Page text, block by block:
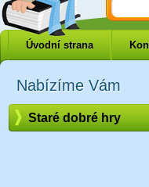
Úvodní strana
Nabízíme Vám
Staré dobré hry